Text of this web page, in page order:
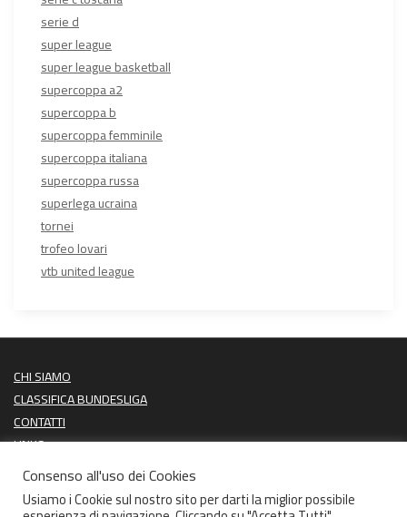
serie d
super league
super league basketball
supercoppa a2
supercoppa b
supercoppa femminile
supercoppa italiana
supercoppa russa
superlega ucraina
tornei
trofeo lovari
vtb united league
CHI SIAMO
CLASSIFICA BUNDESLIGA
CONTATTI
LINKS
PROSSIME PARTITE
ULTIMI RISULTATI
Consenso all'uso dei Cookies
Usiamo i Cookie sul nostro sito per darti la miglior possibile